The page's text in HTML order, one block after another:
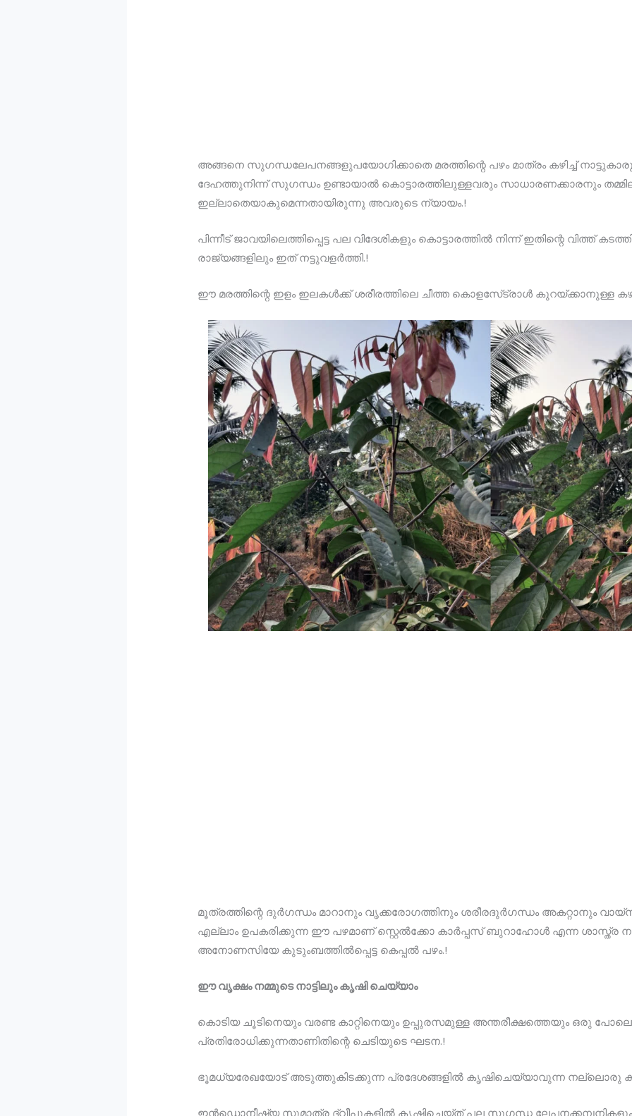
അങ്ങനെ സുഗന്ധലേപനങ്ങളുപയോഗിക്കാതെ മരത്തിന്റെ പഴം മാത്രം കഴിച്ച്
ദേഹത്തുനിന്ന് സുഗന്ധം ഉണ്ടായാല്‍ കൊട്ടാരത്തിലുള്ളവരും സാധാരണക്കാരനും
ഇല്ലാതെയാകുമെന്നതായിരുന്നു അവരുടെ ന്യായം.!
പിന്നീട് ജാവയിലെത്തിപ്പെട്ട പല വിദേശികളും കൊട്ടാരത്തില്‍ നിന്ന് ഇതിന്റെ വിത്ത്
രാജ്യങ്ങളിലും ഇത് നട്ടുവളര്‍ത്തി.!
ഈ മരത്തിന്റെ ഇളം ഇലകള്‍ക്ക് ശരീരത്തിലെ ചീത്ത കൊളസേ്ട്രാള്‍ കുറയ്ക്കാനുള്ള
മൂത്രത്തിന്റെ ദുര്‍ഗന്ധം മാറാനും വൃക്കരോഗത്തിനും ശരീരദുര്‍ഗന്ധം അകറ്റാനും
എല്ലാം ഉപകരിക്കുന്ന ഈ പഴമാണ് സ്റ്റെല്‍ക്കോ കാര്‍പ്പസ് ബുറാഹോള്‍ എന്ന ശാസ്ത്ര
അനോണസിയേ കുടുംബത്തില്‍പ്പെട്ട കെപ്പല്‍ പഴം.!
ഈ വൃക്ഷം നമ്മുടെ നാട്ടിലും കൃഷി ചെയ്യാം
കൊടിയ ചൂടിനെയും വരണ്ട കാറ്റിനെയും ഉപ്പുരസമുള്ള അന്തരീക്ഷത്തെയും ഒരു പോലെ
പ്രതിരോധിക്കുന്നതാണിതിന്റെ ചെടിയുടെ ഘടന.!
ഭൂമധ്യരേഖയോട് അടുത്തുകിടക്കുന്ന പ്രദേശങ്ങളില്‍ കൃഷിചെയ്യാവുന്ന നല്ലൊരു
ഇന്‍ഡൊനീഷ്യ സുമാത്ര ദ്വീപുകളില്‍ കൃഷിചെയ്ത് പല സുഗന്ധ ലേപനക്കമ്പനികളും